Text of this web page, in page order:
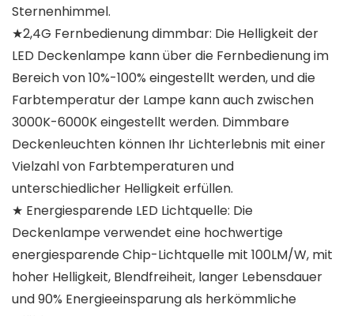
Sternenhimmel.
★2,4G Fernbedienung dimmbar: Die Helligkeit der
LED Deckenlampe kann über die Fernbedienung im
Bereich von 10%-100% eingestellt werden, und die
Farbtemperatur der Lampe kann auch zwischen
3000K-6000K eingestellt werden. Dimmbare
Deckenleuchten können Ihr Lichterlebnis mit einer
Vielzahl von Farbtemperaturen und
unterschiedlicher Helligkeit erfüllen.
★ Energiesparende LED Lichtquelle: Die
Deckenlampe verwendet eine hochwertige
energiesparende Chip-Lichtquelle mit 100LM/W, mit
hoher Helligkeit, Blendfreiheit, langer Lebensdauer
und 90% Energieeinsparung als herkömmliche